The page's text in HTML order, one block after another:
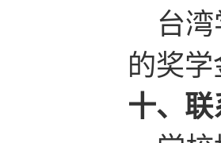
台
的奖
十、